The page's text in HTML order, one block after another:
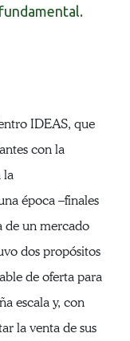
IDEAS, que
con la
la
época –finales
de un mercado
dos propósitos
de oferta para
escala y, con
la venta de sus